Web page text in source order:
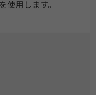
使用します。​